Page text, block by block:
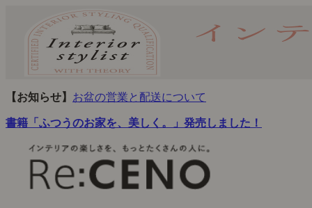
【お知らせ】 お盆の営業と配送について
書籍「ふつうのお家を、美しく。」発売しました！